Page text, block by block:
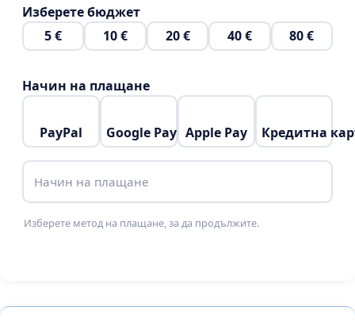
противоречие с ценностите на демокрацията и
правовата държава.
Хибридни атаки и дезинформация: Руското
посолство в България многократно е било
използвано като център за разпространение на
дезинформация, пропаганда и хибридни атаки,
целящи дестабилизиране на българското
общество, подкопаване на доверието в
и суверенитет на България.
Изберете бюджет
5 €
10 € 20 € 40 € 80 €
Начин на плащане
PayPal Google Pay Apple Pay Кредитна
Начин на плащане
Изберете метод на плащане, за да продължите.